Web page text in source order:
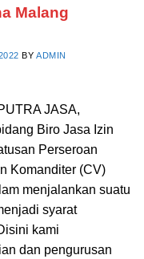
Malang
BYADMIN
JASA,
Biro Jasa Izin
Perseroan
Komanditer (CV)
menjalankan suatu
syarat
kami
dan pengurusan